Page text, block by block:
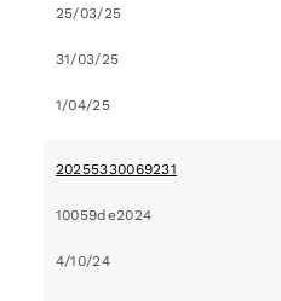
25/03/25
31/03/25
1/04/25
20255330069231
10059de2024
4/10/24